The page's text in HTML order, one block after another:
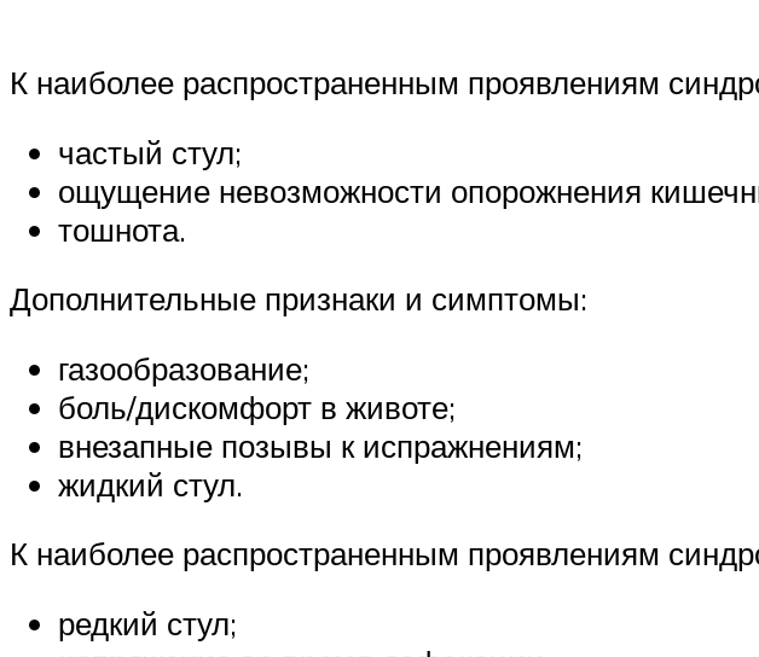
К наиболее распространенным проявлениям
частый стул;
ощущение невозможности опорожнения
тошнота.
Дополнительные признаки и симптомы:
газообразование;
боль/дискомфорт в животе;
внезапные позывы к испражнениям;
жидкий стул.
К наиболее распространенным проявлениям
редкий стул;